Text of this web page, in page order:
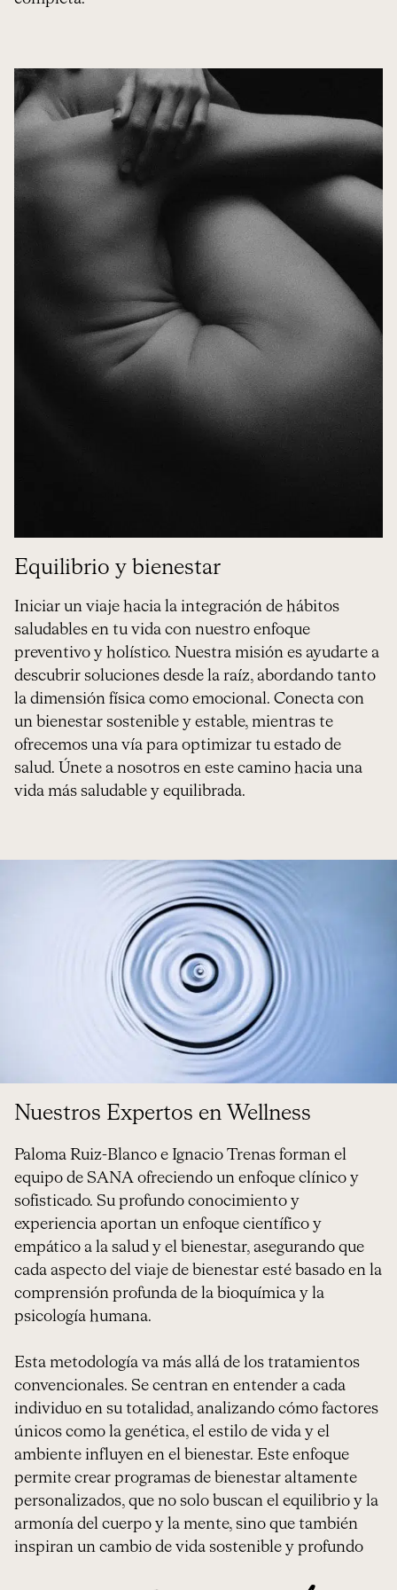
Equilibrio y bienestar
Iniciar un viaje hacia la integración de hábitos
saludables en tu vida con nuestro enfoque
preventivo y holístico. Nuestra misión es ayudarte a
descubrir soluciones desde la raíz, abordando tanto
la dimensión física como emocional. Conecta con
un bienestar sostenible y estable, mientras te
ofrecemos una vía para optimizar tu estado de
salud. Únete a nosotros en este camino hacia una
vida más saludable y equilibrada.
Nuestros Expertos en Wellness
Paloma Ruiz-Blanco e Ignacio Trenas forman el
equipo de SANA ofreciendo un enfoque clínico y
sofisticado. Su profundo conocimiento y
experiencia aportan un enfoque científico y
empático a la salud y el bienestar, asegurando que
cada aspecto del viaje de bienestar esté basado en la
comprensión profunda de la bioquímica y la
psicología humana.
Esta metodología va más allá de los tratamientos
convencionales. Se centran en entender a cada
individuo en su totalidad, analizando cómo factores
únicos como la genética, el estilo de vida y el
ambiente influyen en el bienestar. Este enfoque
permite crear programas de bienestar altamente
personalizados, que no solo buscan el equilibrio y la
armonía del cuerpo y la mente, sino que también
inspiran un cambio de vida sostenible y profundo